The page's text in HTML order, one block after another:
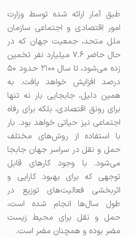
طبق آمار ارائه شده توسط وزارت
امور اقتصادی و اجتماعی سازمان
ملل متحد، جمعیت جهان که در
حال حاضر ۷.۶ میلیارد نفر تخمین
زده می‌شود، تا سال ۲۱۰۰ حدود ۵۰
درصد افزایش خواهد یافت. به
همین دلیل، جابجایی بار نه تنها
برای رونق اقتصادی، بلکه برای رفاه
اجتماعی نیز حیاتی خواهد بود. بار
با استفاده از روش‌های مختلف
حمل و نقل در سراسر جهان جابجا
می‌شود. با وجود کارهای قابل
توجهی که برای بهبود کارایی و
اثربخشی فعالیت‌های توزیع در
طول سال‌ها انجام شده است،
حمل و نقل برای محیط زیست
مضر بوده و همچنان مضر است.